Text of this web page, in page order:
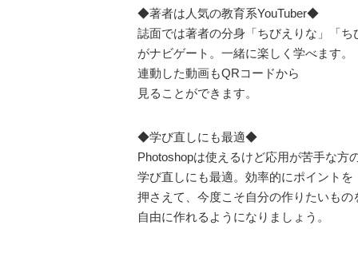
◆著者は人気の教育系YouTuber◆
誌面では著者の分身「ちびえりな」「ち
がナビゲート。一緒に楽しく学べます。
連動した動画もQRコードから
見ることができます。
◆学び直しにも最適◆
Photoshopは使えるけど応用が苦手な方
学び直しにも最適。効率的にポイントを
押さえて、今度こそ自分の作りたいもの
自由に作れるようになりましょう。